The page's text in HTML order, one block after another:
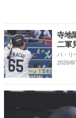
寺地
二軍
パ・リ
2026/